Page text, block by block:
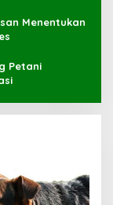
Menentukan
Petani